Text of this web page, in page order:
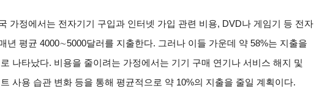
가정에서는 전자기기 구입과 인터넷 가입 관련 비용, DVD나 게임기 등 전자
년 평균 4000∼5000달러를 지출한다. 그러나 이들 가운데 약 58%는 지출을
나타났다. 비용을 줄이려는 가정에서는 기기 구매 연기나 서비스 해지 및
사용 습관 변화 등을 통해 평균적으로 약 10%의 지출을 줄일 계획이다.